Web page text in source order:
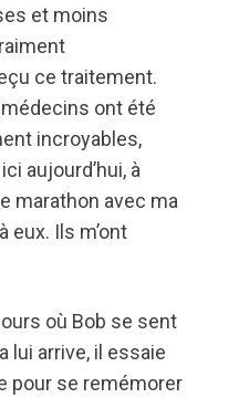
et moins
ce traitement.
ont été
incroyables,
aujourd’hui, à
marathon avec ma
eux. Ils m’ont
où Bob se sent
lui arrive, il essaie
pour se remémorer